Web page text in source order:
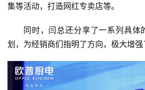
集等活动，打造网红专卖店等。
同时，闫总还分享了一系列具体
划，为经销商们指明了方向，极大增强